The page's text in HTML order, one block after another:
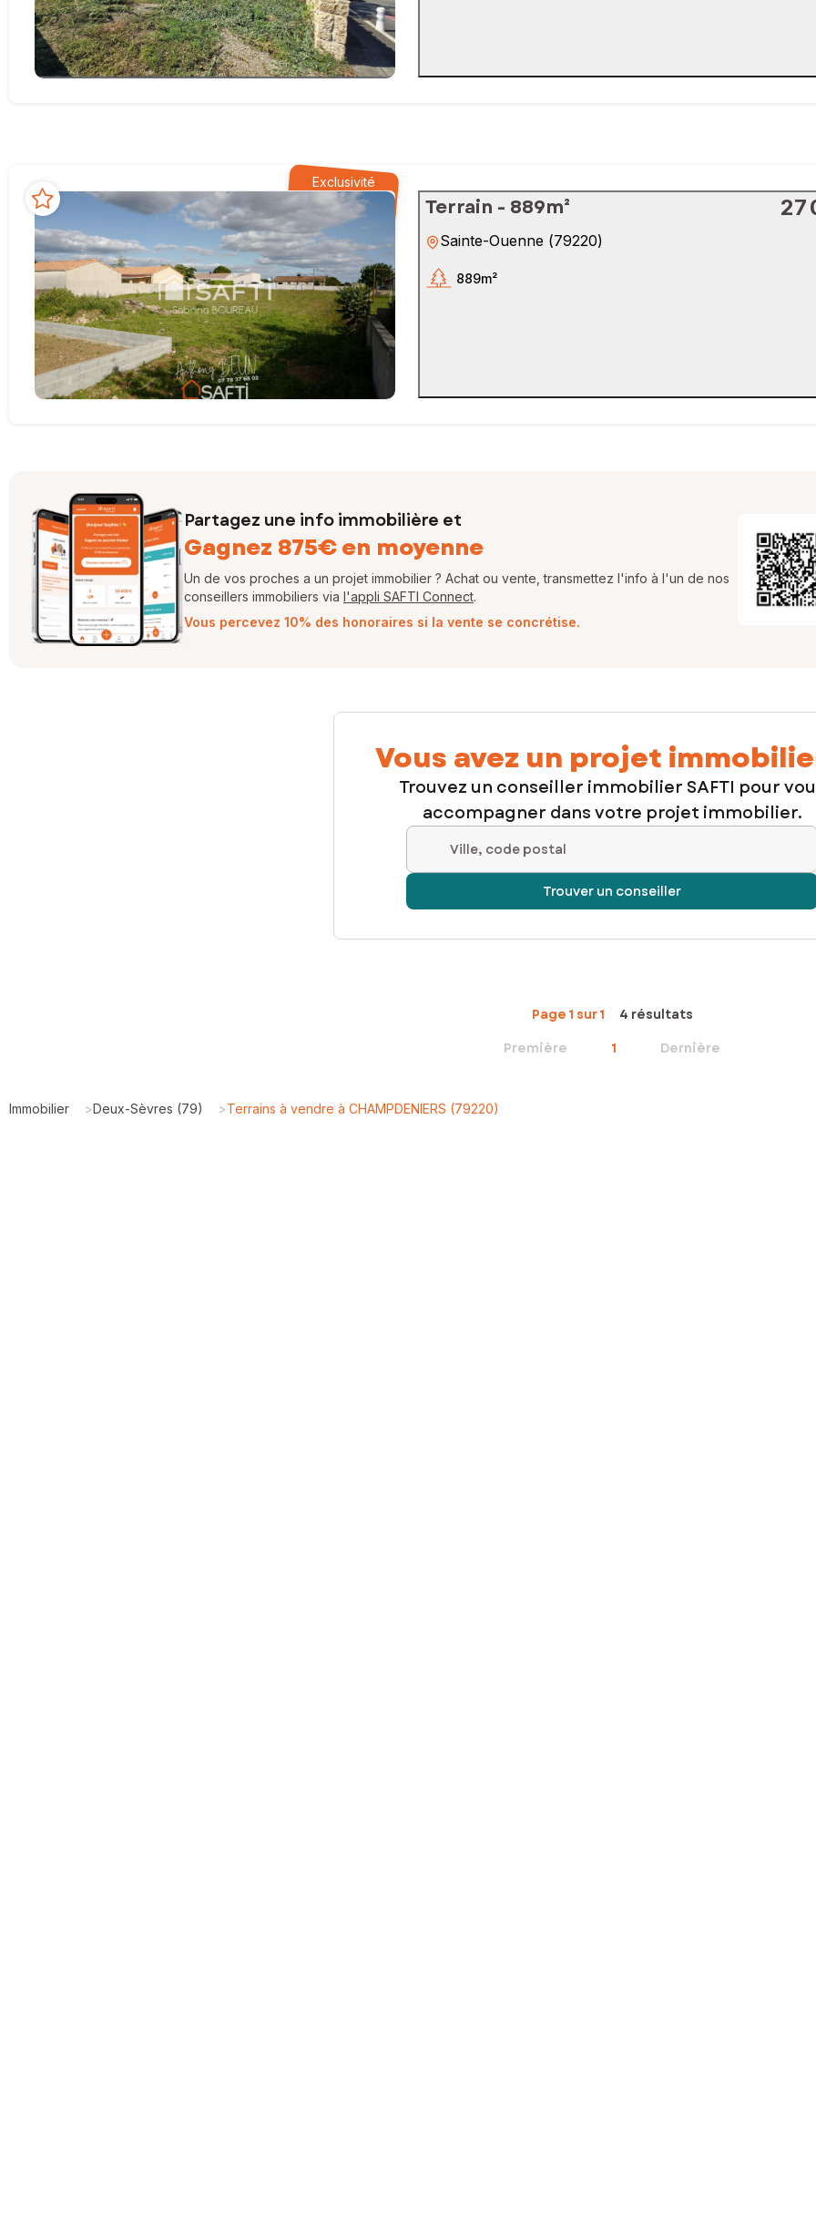
Exclusivité
Terrain - 889m² 27
Sainte-Ouenne (79220)
889m²
Partagez une info immobilière et
Gagnez 875€ en moyenne
Un de vos proches a un projet immobilier ? Achat ou vente, transmettez l'info à l'un de nos
conseillers immobiliers via l'appli SAFTI Connect.
Vous percevez 10% des honoraires si la vente se concrétise.
Vous avez un projet
Trouvez un conseiller immobilier SAFTI pour
accompagner dans votre projet immobilier.
Ville, code postal
Trouver un conseiller
Page 1 sur 1
4 résultats
Première
1 Dernière
Immobilier >Deux-Sèvres (79) >Terrains à vendre à CHAMPDENIERS (79220)